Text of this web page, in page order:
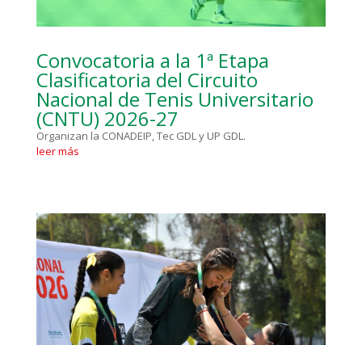
Convocatoria a la 1ª Etapa
Clasificatoria del Circuito
Nacional de Tenis Universitario
(CNTU) 2026-27
Organizan la CONADEIP, Tec GDL y UP GDL.
leer más